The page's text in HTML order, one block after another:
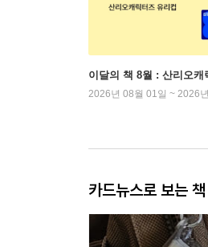
이달의 책 8월 : 산리오캐
2026년 08월 01일 ~ 2026
카드뉴스로 보는 책